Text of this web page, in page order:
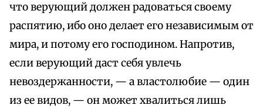
что верующий должен радоваться своему
распятию, ибо оно делает его независимым от
мира, и потому его господином. Напротив,
если верующий даст себя увлечь
невоздержанности, — а властолюбие — один
из ее видов, — он может хвалиться лишь